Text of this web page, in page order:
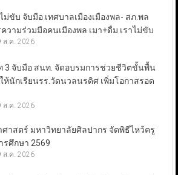
ม่ขับ จับมือ เทศบาลเมืองเมืองพล- สภ.พล
วามร่วมมือคนเมืองพล เมา+ดื่ม เราไม่ขับ
ส.ค. 2026
3 จับมือ สนท. จัดอบรมการช่วยชีวิตขั้นพื้น
ห้นักเรียนรร.วัดนวลนรดิศ เพิ่มโอกาสรอด
ส.ค. 2026
าสตร์ มหาวิทยาลัยศิลปากร จัดพิธีไหว้ครู
รศึกษา 2569
ส.ค. 2026